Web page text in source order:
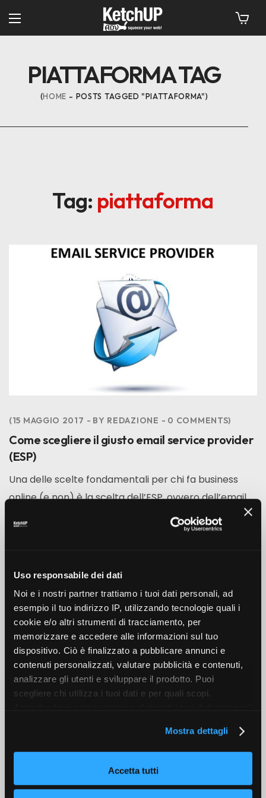
Uso responsabile dei dati
Noi e i nostri partner trattiamo i tuoi dati personali, ad
esempio il tuo indirizzo IP, utilizzando tecnologie quali i
cookie e/o altri strumenti di tracciamento, per
memorizzare e accedere alle informazioni sul tuo
dispositivo. Ciò è finalizzato a pubblicare annunci e
contenuti personalizzati, valutare pubblicità e contenuti,
analizzare gli utenti e sviluppare il prodotto. Puoi
scegliere chi utilizza i tuoi dati e per quali scopi.
modificare o revocare il tuo consenso in qualsiasi
momento dalla Dichiarazione sui cookie. Utilizziamo i
terze parti, per personalizzare contenuti ed annunci, per
Mostra dettagli
Accetta tutti
PIATTAFORMA TAG
HOME POSTS TAGGED "PIATTAFORMA"
Tag: piattaforma
EMAIL MARKETING
15 MAGGIO 2017 BY REDAZIONE 0 COMMENTS
Come scegliere il giusto email service provider
(ESP)
Una delle scelte fondamentali per chi fa business
online (e non) è la scelta dell’ESP, ovvero dell’email
service provider. Spesso questa scelta viene fatta
senza le giuste basi di conoscenza e quindi può
difatti ricadere...
READ MORE
ALL KETCHUP NEWS
10 MAGGIO 2017 BY REDAZIONE 0COMMENTS
L’agenzia milanese di performance marketing,
che ha chiuso il 2016 con ricavi che hanno
sfiorato i 3 milioni di euro, mette la quinta